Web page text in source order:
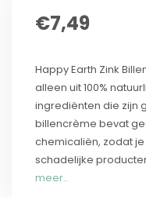
€7,49
Happy Earth Zink
alleen uit 100%
ingrediënten die zijn
billencrème bevat
chemicaliën, zodat
schadelijke
meer..